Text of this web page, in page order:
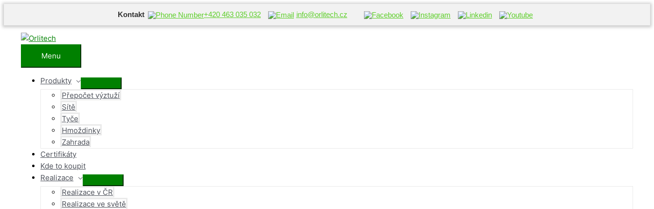
Kontakt +420 463 035 032 info@orlitech.cz
Přeskočit
Menu
Menu
Produkty
Přepínač
menu
Přepočet výztuží
Sítě
Tyče
Hmoždinky
Zahrada
Certifikáty
Kde to koupit
Realizace
Přepínač
menu
Realizace v ČR
Realizace ve světě